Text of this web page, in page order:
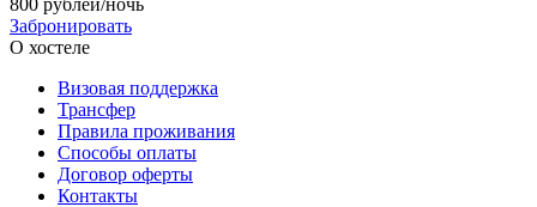
Забронировать
О хостеле
Визовая поддержка
Трансфер
Правила проживания
Способы оплаты
Договор оферты
Контакты